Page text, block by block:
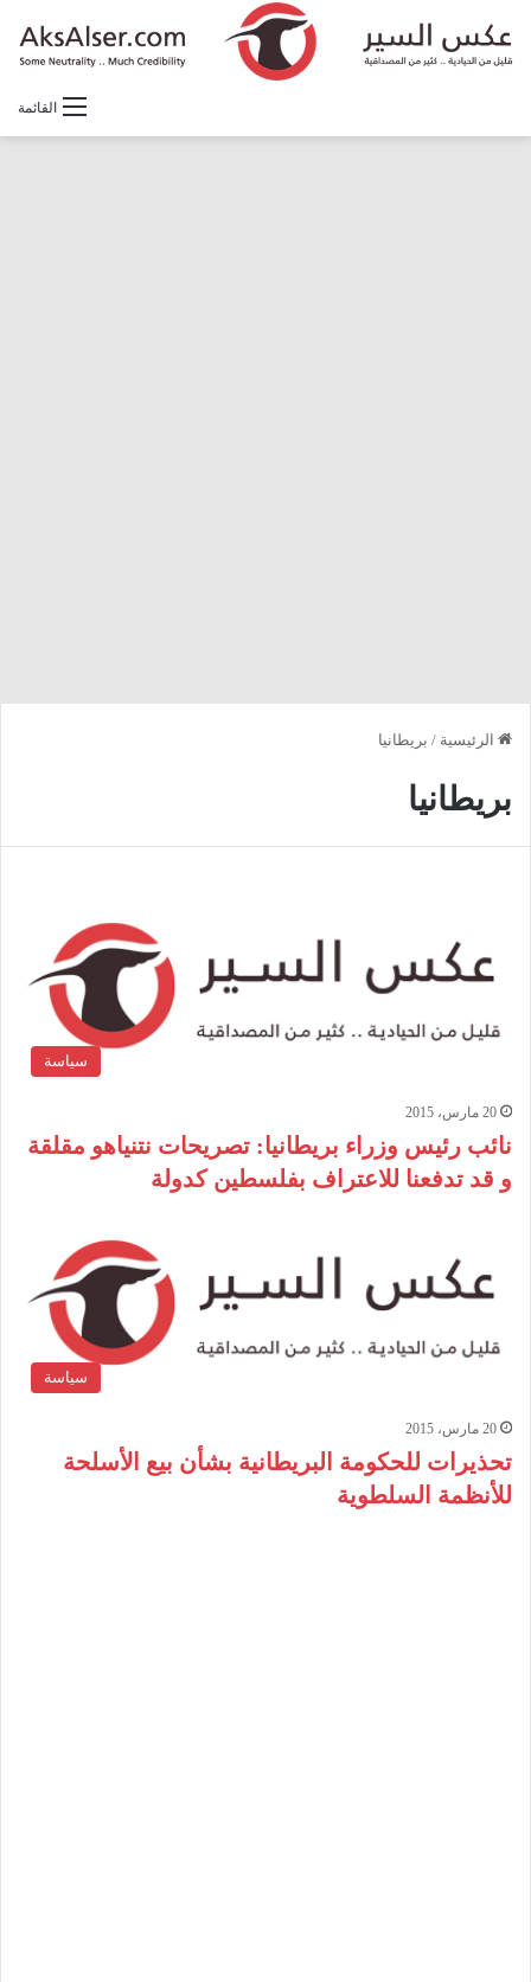
القائمة
الرئيسية / بريطانيا
بريطانيا
سياسة
20 مارس، 2015
نائب رئيس وزراء بريطانيا: تصريحات نتنياهو مقلقة
و قد تدفعنا للاعتراف بفلسطين كدولة
سياسة
20 مارس، 2015
تحذيرات للحكومة البريطانية بشأن بيع الأسلحة
للأنظمة السلطوية